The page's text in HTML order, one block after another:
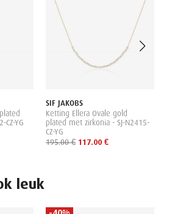
CZ-YG
SIF JAKOBS
Ketting Ellera Ovale gold
plated met zirkonia - SJ-N2415-
CZ-YG
195.00 € 117.00 €
leuk